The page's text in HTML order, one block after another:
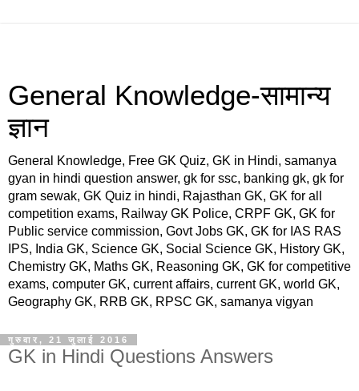
General Knowledge-सामान्य
ज्ञान
General Knowledge, Free GK Quiz, GK in Hindi, samanya
gyan in hindi question answer, gk for ssc, banking gk, gk for
gram sewak, GK Quiz in hindi, Rajasthan GK, GK for all
competition exams, Railway GK Police, CRPF GK, GK for
Public service commission, Govt Jobs GK, GK for IAS RAS
IPS, India GK, Science GK, Social Science GK, History GK,
Chemistry GK, Maths GK, Reasoning GK, GK for competitive
exams, computer GK, current affairs, current GK, world GK,
Geography GK, RRB GK, RPSC GK, samanya vigyan
गुरुवार, 21 जुलाई 2016
GK in Hindi Questions Answers